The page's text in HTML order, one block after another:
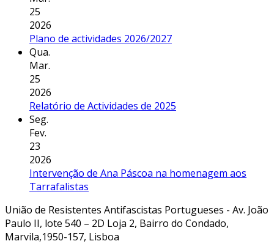
25
2026
Plano de actividades 2026/2027
Qua.
Mar.
25
2026
Relatório de Actividades de 2025
Seg.
Fev.
23
2026
Intervenção de Ana Páscoa na homenagem aos
Tarrafalistas
União de Resistentes Antifascistas Portugueses - Av. João
Paulo II, lote 540 – 2D Loja 2, Bairro do Condado,
Marvila,1950-157, Lisboa